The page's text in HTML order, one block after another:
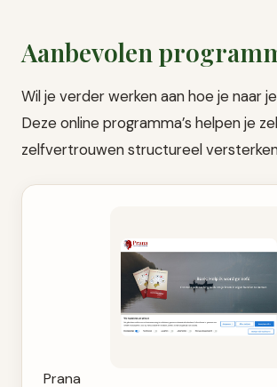
Aanbevolen
Wil je verder werken aan hoe je naar
Deze online programma’s helpen je
zelfvertrouwen structureel
Prana